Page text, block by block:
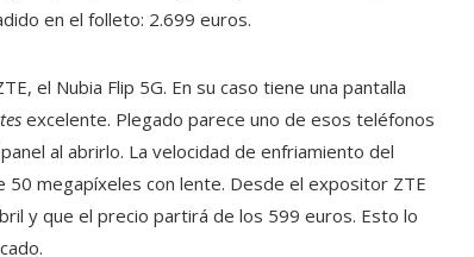
en el folleto: 2.699 euros.
el Nubia Flip 5G. En su caso tiene una pantalla
excelente. Plegado parece uno de esos teléfonos
al abrirlo. La velocidad de enfriamiento del
megapíxeles con lente. Desde el expositor ZTE
y que el precio partirá de los 599 euros. Esto lo